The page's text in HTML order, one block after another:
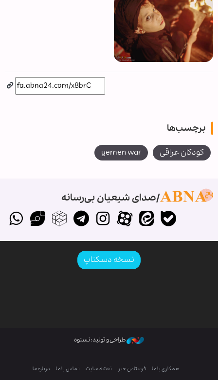
برچسب‌ها
کودکان عراقی yemen war
صدای شیعیان بی‌رسانه
نسخه دسکتاپ
طراحی و تولید: نستوه
همکاری با ما فرستادن خبر نقشه سایت تماس با ما درباره ما